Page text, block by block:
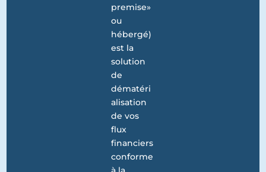
premise»
ou
hébergé)
est la
solution
de
dématéri
alisation
de vos
flux
financiers
conforme